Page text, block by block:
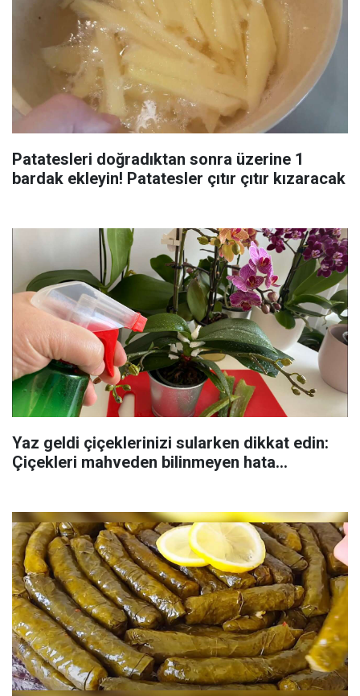
Patatesleri doğradıktan sonra üzerine 1
bardak ekleyin! Patatesler çıtır çıtır kızaracak
Yaz geldi çiçeklerinizi sularken dikkat edin:
Çiçekleri mahveden bilinmeyen hata...